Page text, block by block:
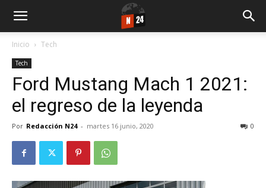
Inicio Tech
Tech
Ford Mustang Mach 1 2021:
el regreso de la leyenda
Por Redacción N24 - martes 16 junio, 2020 0